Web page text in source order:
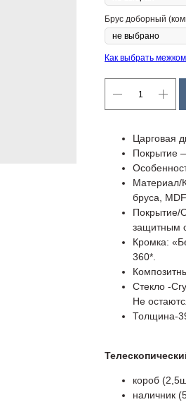
Брус доборный
Как выбрать
Царговая
Покрытие
Материал/
бруса,
Покрытие/
защитным
Кромка:
360*.
Стекло -
Не
Толщина-
короб
наличник